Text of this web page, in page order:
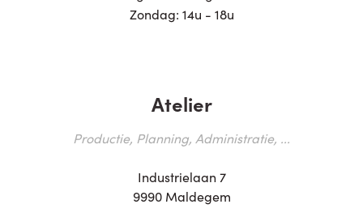
Zondag: 14u - 18u
Atelier
Productie, Planning, Administratie, ...
Industrielaan 7
9990 Maldegem